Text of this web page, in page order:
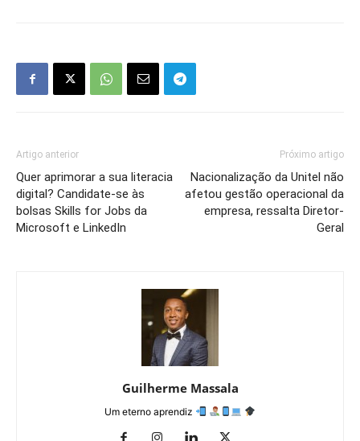
Artigo anterior
Quer aprimorar a sua literacia
digital? Candidate-se às
bolsas Skills for Jobs da
Microsoft e LinkedIn
Próximo artigo
Nacionalização da Unitel não
afetou gestão operacional da
empresa, ressalta Diretor-
Geral
Guilherme Massala
Um eterno aprendiz